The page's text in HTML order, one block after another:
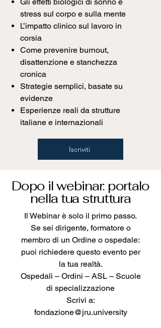
stress sul corpo e sulla mente
L’impatto clinico sul lavoro in
corsia
Come prevenire burnout,
disattenzione e stanchezza
cronica
Strategie semplici, basate su
evidenze
Esperienze reali da strutture
italiane e internazionali
Iscriviti
Dopo il webinar: portalo
nella tua struttura
Il Webinar è solo il primo passo.
Se sei dirigente, formatore o
membro di un Ordine o ospedale:
puoi richiedere questo evento per
la tua realtà.
Ospedali – Ordini – ASL – Scuole
di specializzazione
Scrivi a:
fondazione@jru.university